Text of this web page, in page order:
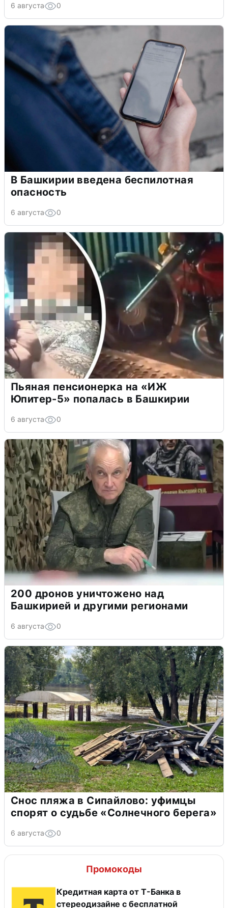
6 августа 0
В Башкирии введена беспилотная
опасность
6 августа 0
Пьяная пенсионерка на «ИЖ
Юпитер-5» попалась в Башкирии
6 августа 0
200 дронов уничтожено над
Башкирией и другими регионами
6 августа 0
Снос пляжа в Сипайлово: уфимцы
спорят о судьбе «Солнечного берега»
6 августа 0
Промокоды
Кредитная карта от Т-Банка в
стереодизайне с бесплатной